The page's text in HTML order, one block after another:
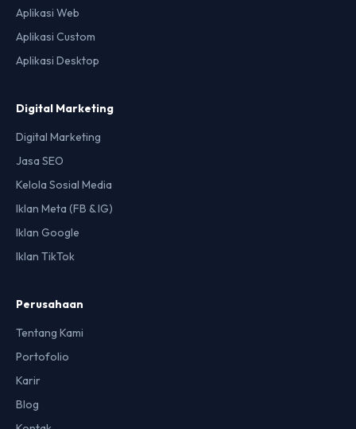
Aplikasi Web
Aplikasi Custom
Aplikasi Desktop
Digital Marketing
Digital Marketing
Jasa SEO
Kelola Sosial Media
Iklan Meta (FB & IG)
Iklan Google
Iklan TikTok
Perusahaan
Tentang Kami
Portofolio
Karir
Blog